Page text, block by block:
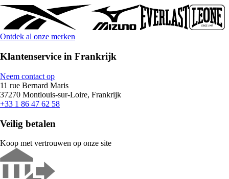
Ontdek al onze merken
Klantenservice in Frankrijk
Neem contact op
11 rue Bernard Maris
37270 Montlouis-sur-Loire, Frankrijk
+33 1 86 47 62 58
Veilig betalen
Koop met vertrouwen op onze site